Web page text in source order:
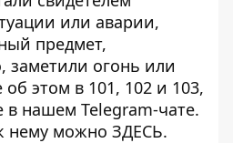
или аварии,
предмет,
заметили огонь или
этом в 101, 102 и 103,
нашем Telegram-чате.
нему можно ЗДЕСЬ.